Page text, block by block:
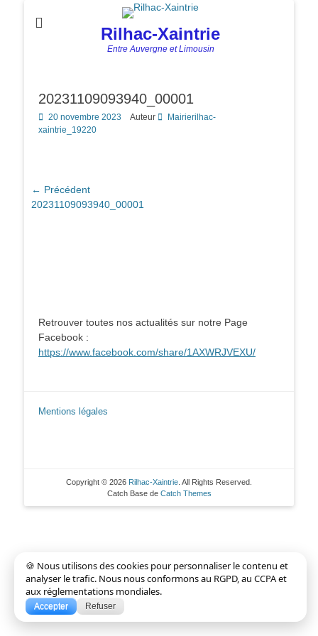
Rilhac-Xaintrie
Entre Auvergne et Limousin
20231109093940_00001
Posted
on
20 novembre 2023 Auteur
Mairierilhac-
xaintrie_19220
Navigation
de
← Précédent
Article
20231109093940_00001
Retrouver toutes nos actualités sur notre Page
Facebook :
https://www.facebook.com/share/1AXWRJVEXU/
Mentions légales
Copyright © 2026 Rilhac-Xaintrie . All Rights Reserved.
Catch Base de Catch Themes
🍪 Nous utilisons des cookies pour personnaliser le contenu et
analyser le trafic. Nous nous conformons au RGPD, au CCPA et
aux réglementations mondiales.
Accepter Refuser